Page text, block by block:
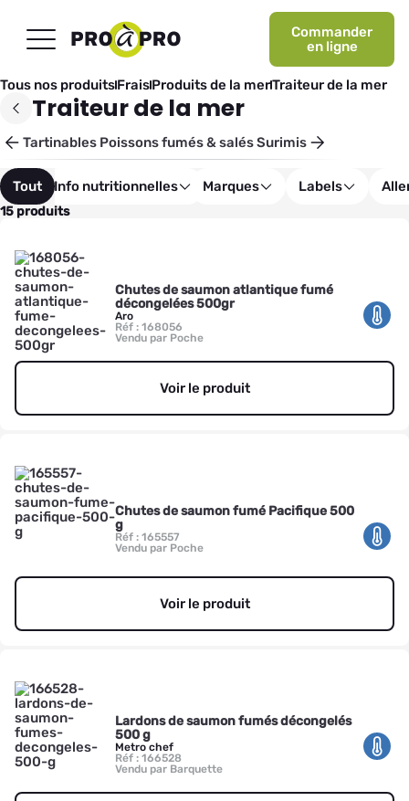
Commander
en ligne
Tous nos produitsFraisProduits de la merTraiteur de la mer
Traiteur de la mer
Tartinables Poissons fumés & salésSurimis
Tout Info nutritionnelles Marques Labels
15 produits
Chutes de saumon atlantique fumé
décongelées 500gr
Aro
Réf : 168056
Vendu par Poche
Voir le produit
Chutes de saumon fumé Pacifique 500
g
Réf : 165557
Vendu par Poche
Voir le produit
Lardons de saumon fumés décongelés
500 g
Metro chef
Réf : 166528
Vendu par Barquette